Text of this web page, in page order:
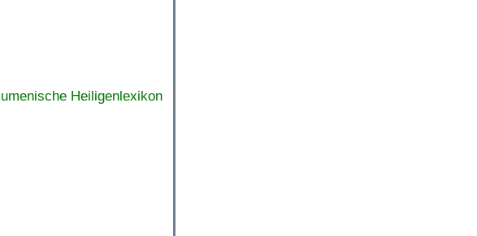
Heiligenlexikon